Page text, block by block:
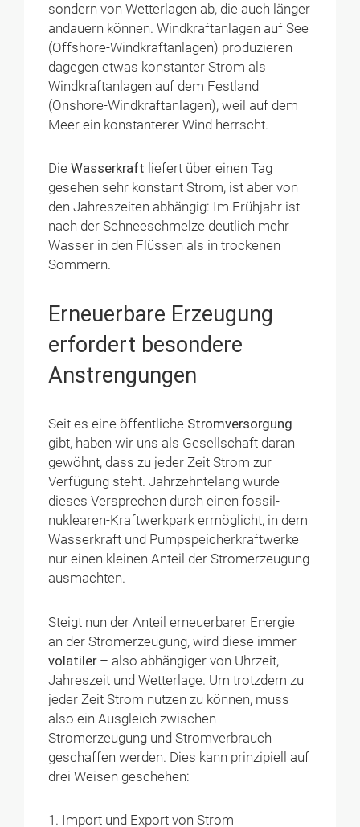
sondern von Wetterlagen ab, die auch länger
andauern können. Windkraftanlagen auf See
(Offshore-Windkraftanlagen) produzieren
dagegen etwas konstanter Strom als
Windkraftanlagen auf dem Festland
(Onshore-Windkraftanlagen), weil auf dem
Meer ein konstanterer Wind herrscht.
DieWasserkraft liefert über einen Tag
gesehen sehr konstant Strom, ist aber von
den Jahreszeiten abhängig: Im Frühjahr ist
nach der Schneeschmelze deutlich mehr
Wasser in den Flüssen als in trockenen
Sommern.
Erneuerbare Erzeugung
erfordert besondere
Anstrengungen
Seit es eine öffentliche Stromversorgung
gibt, haben wir uns als Gesellschaft daran
gewöhnt, dass zu jeder Zeit Strom zur
Verfügung steht. Jahrzehntelang wurde
dieses Versprechen durch einen fossil-
nuklearen-Kraftwerkpark ermöglicht, in dem
Wasserkraft und Pumpspeicherkraftwerke
nur einen kleinen Anteil der Stromerzeugung
ausmachten.
Steigt nun der Anteil erneuerbarer Energie
an der Stromerzeugung, wird diese immer
volatiler– also abhängiger von Uhrzeit,
Jahreszeit und Wetterlage. Um trotzdem zu
jeder Zeit Strom nutzen zu können, muss
also ein Ausgleich zwischen
Stromerzeugung und Stromverbrauch
geschaffen werden. Dies kann prinzipiell auf
drei Weisen geschehen:
Import und Export von Strom